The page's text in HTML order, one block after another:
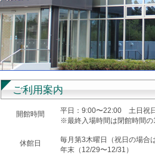
ご利用案内
開館時間
平日：9:00〜22:00 土日祝
※最終入場時間は閉館時間
休館日
毎月第3木曜日（祝日の場合
年末（12/29〜12/31）